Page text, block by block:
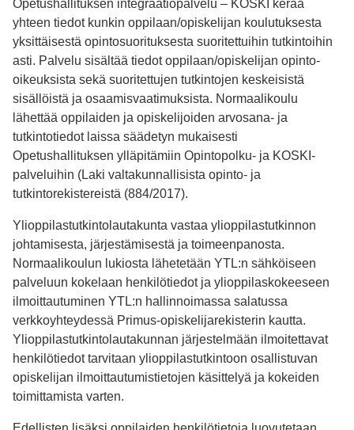
Opetushallituksen integraatiopalvelu – KOSKI kerää
yhteen tiedot kunkin oppilaan/opiskelijan koulutuksesta
yksittäisestä opintosuorituksesta suoritettuihin tutkintoihin
asti. Palvelu sisältää tiedot oppilaan/opiskelijan opinto-
oikeuksista sekä suoritettujen tutkintojen keskeisistä
sisällöistä ja osaamisvaatimuksista. Normaalikoulu
lähettää oppilaiden ja opiskelijoiden arvosana- ja
tutkintotiedot laissa säädetyn mukaisesti
Opetushallituksen ylläpitämiin Opintopolku- ja KOSKI-
palveluihin (Laki valtakunnallisista opinto- ja
tutkintorekistereistä (884/2017).
Ylioppilastutkintolautakunta vastaa ylioppilastutkinnon
johtamisesta, järjestämisestä ja toimeenpanosta.
Normaalikoulun lukiosta lähetetään YTL:n sähköiseen
palveluun kokelaan henkilötiedot ja ylioppilaskokeeseen
ilmoittautuminen YTL:n hallinnoimassa salatussa
verkkoyhteydessä Primus-opiskelijarekisterin kautta.
Ylioppilastutkintolautakunnan järjestelmään ilmoitettavat
henkilötiedot tarvitaan ylioppilastutkintoon osallistuvan
opiskelijan ilmoittautumistietojen käsittelyä ja kokeiden
toimittamista varten.